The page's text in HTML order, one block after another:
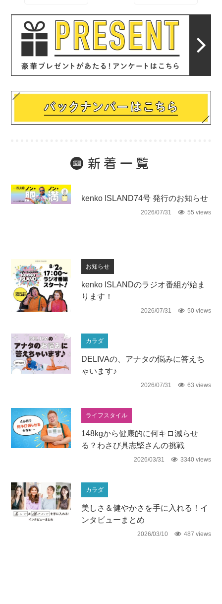
新着一覧
kenko ISLAND74号 発行のお知らせ
2026/07/31 55 views
お知らせ
kenko ISLANDのラジオ番組が始ま
ります！
2026/07/31 50 views
カラダ
DELIVAの、アナタの悩みに答えち
ゃいます♪
2026/07/31 63 views
ライフスタイル
148kgから健康的に何キロ減らせ
る？わさび具志堅さんの挑戦
2026/03/31 3340 views
カラダ
美しさ＆健やかさを手に入れる！イ
ンタビューまとめ
2026/03/10 487 views